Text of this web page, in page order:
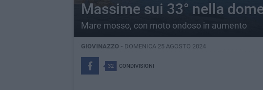
Massime sui 33° nella
Mare mosso, con moto ondoso in aumento
GIOVINAZZO - DOMENICA 25 AGOSTO 2024
32 CONDIVISIONI